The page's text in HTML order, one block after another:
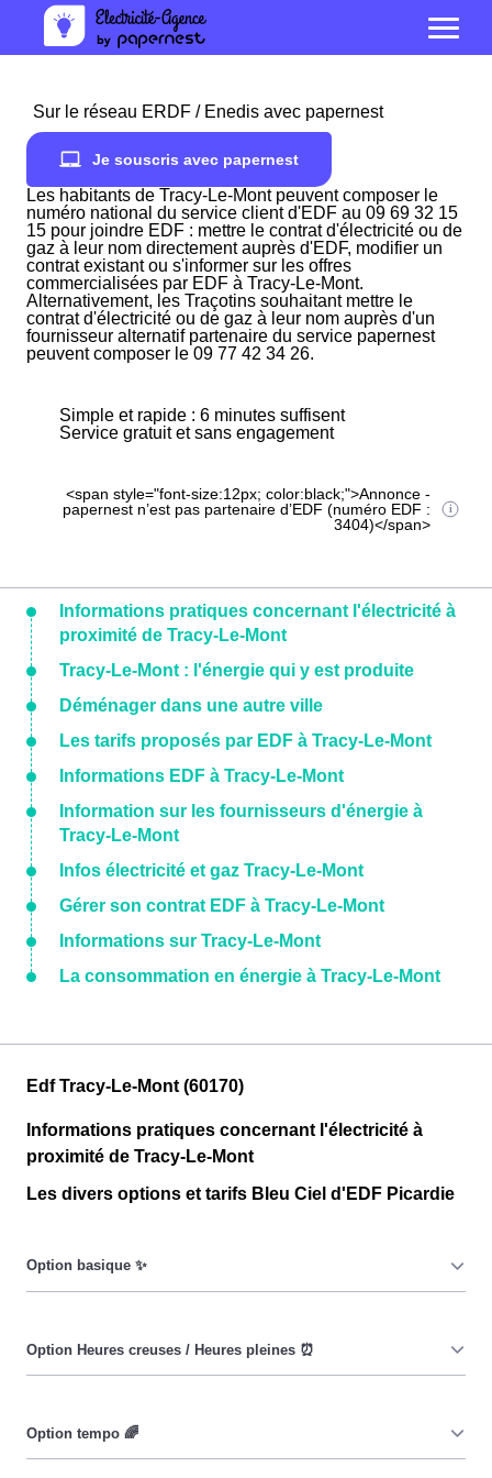
Sur le réseau ERDF / Enedis avec papernest
Je souscris avec papernest
Les habitants de Tracy-Le-Mont peuvent composer le
numéro national du service client d'EDF au 09 69 32 15
15 pour joindre EDF : mettre le contrat d'électricité ou de
gaz à leur nom directement auprès d'EDF, modifier un
contrat existant ou s'informer sur les offres
commercialisées par EDF à Tracy-Le-Mont.
Alternativement, les Traçotins souhaitant mettre le
contrat d'électricité ou de gaz à leur nom auprès d'un
fournisseur alternatif partenaire du service papernest
peuvent composer le 09 77 42 34 26.
Simple et rapide : 6 minutes suffisent
Service gratuit et sans engagement
<span style="font-size:12px; color:black;">Annonce -
papernest n’est pas partenaire d’EDF (numéro EDF :
3404)</span>
Informations pratiques concernant l'électricité à
proximité de Tracy-Le-Mont
Tracy-Le-Mont : l'énergie qui y est produite
Déménager dans une autre ville
Les tarifs proposés par EDF à Tracy-Le-Mont
Informations EDF à Tracy-Le-Mont
Information sur les fournisseurs d'énergie à
Tracy-Le-Mont
Infos électricité et gaz Tracy-Le-Mont
Gérer son contrat EDF à Tracy-Le-Mont
Informations sur Tracy-Le-Mont
La consommation en énergie à Tracy-Le-Mont
Edf Tracy-Le-Mont (60170)
Informations pratiques concernant l'électricité à
proximité de Tracy-Le-Mont
Les divers options et tarifs Bleu Ciel d'EDF Picardie
date, ni de l'heure, que ce soit en à Tracy-Le-Mont ou
ailleurs. 💡
Tracy-Le-Mont est réduit. ⚡